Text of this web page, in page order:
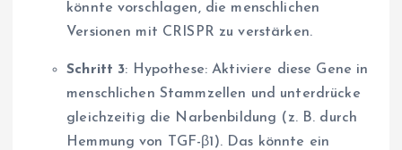
könnte vorschlagen, die menschlichen
Versionen mit CRISPR zu verstärken.
Schritt 3: Hypothese: Aktiviere diese Gene in
menschlichen Stammzellen und unterdrücke
gleichzeitig die Narbenbildung (z. B. durch
Hemmung von TGF-β1). Das könnte ein